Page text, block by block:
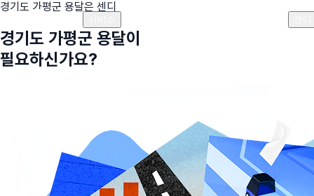
경기도 가평군 용달은 센디
경기도 가평군 용달이
필요하신가요?